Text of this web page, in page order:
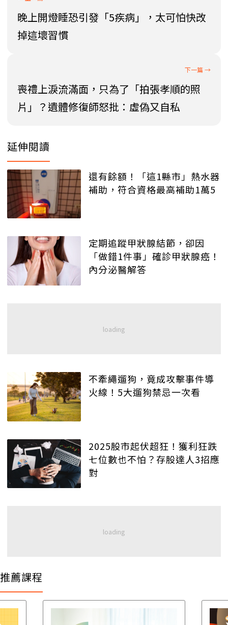
晚上開燈睡恐引發「5疾病」，太可怕快改
掉這壞習慣
喪禮上淚流滿面，只為了「拍張孝順的照
片」？遺體修復師怒批：虛偽又自私
延伸閱讀
還有餘額！「這1縣市」熱水器
補助，符合資格最高補助1萬5
定期追蹤甲狀腺結節，卻因
「做錯1件事」確診甲狀腺癌！
內分泌醫解答
不牽繩遛狗，竟成攻擊事件導
火線！5大遛狗禁忌一次看
2025股市起伏超狂！獲利狂跌
七位數也不怕？存股達人3招應
對
推薦課程